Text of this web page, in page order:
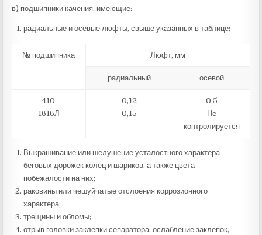
в) подшипники качения, имеющие:
радиальные и осевые люфты, свыше указанных в таблице;
№ подшипника Люфт, мм
радиальный осевой
410
1616Л
0,12
0,15
0,5
Не
контролируется
Выкрашивание или шелушение усталостного характера
беговых дорожек колец и шариков, а также цвета
побежалости на них;
раковины или чешуйчатые отслоения коррозионного
характера;
трещины и обломы;
отрыв головки заклепки сепаратора, ослабление заклепок,